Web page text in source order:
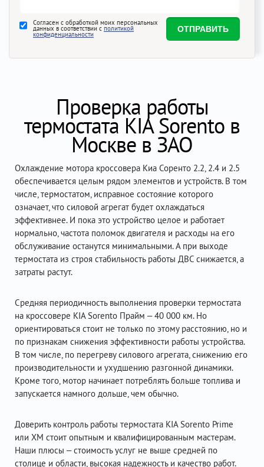
Согласен с обработкой моих персональных
данных в соответствии с политикой
конфиденциальности
Проверка работы
термостата KIA Sorento в
Москве в ЗАО
Охлаждение мотора кроссовера Киа Соренто 2.2, 2.4 и 2.5
обеспечивается целым рядом элементов и устройств. В том
числе, термостатом, исправное состояние которого
означает, что силовой агрегат будет охлаждаться
эффективнее. И пока это устройство целое и работает
нормально, частота поломок двигателя и расходы на его
обслуживание останутся минимальными. А при выходе
термостата из строя стабильность работы ДВС снижается, а
затраты растут.
Средняя периодичность выполнения проверки термостата
на кроссовере KIA Sorento Прайм – 40 000 км. Но
ориентироваться стоит не только по этому расстоянию, но и
по признакам снижения эффективности работы устройства.
В том числе, по перегреву силового агрегата, снижению его
производительности и ухудшению разгонной динамики.
Кроме того, мотор начинает потреблять больше топлива и
запускается намного дольше, чем обычно.
Доверить контроль работы термостата KIA Sorento Prime
или XM стоит опытным и квалифицированным мастерам.
Наши плюсы – стоимость услуг не выше средней по
столице и области, высокая надежность и качество работ.